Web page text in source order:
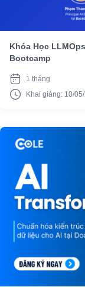
Khóa Học
Bootcamp
1 tháng
Khai giảng: 10/